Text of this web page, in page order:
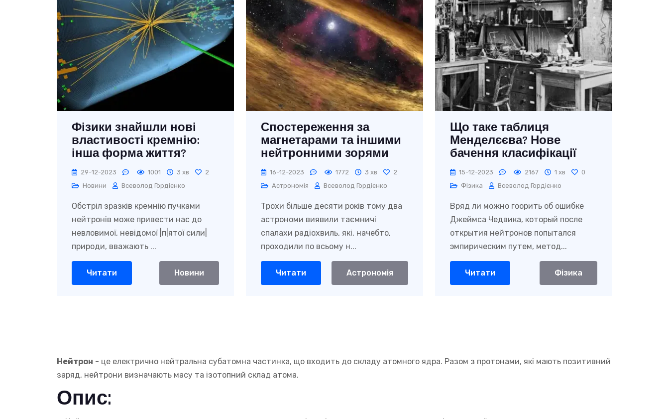
Фізики знайшли нові
властивості кремнію:
інша форма життя?
29-12-2023 1001 3 хв
2
Новини
Всеволод Гордієнко
Обстріл зразків кремнію пучками
нейтронів може привести нас до
невловимої, невідомої |п|ятої сили|
природи, вважають ...
Читати Новини
Спостереження за
магнетарами та іншими
нейтронними зорями
вказує, що понадсвітова
швідкість можлива
16-12-2023 1772 3 хв
2
Астрономія
Всеволод Гордієнко
Трохи більше десяти років тому два
астрономи виявили таємничі
спалахи радіохвиль, які, начебто,
проходили по всьому н...
Читати Астрономія
Що таке таблиця
Менделєєва? Нове
бачення класифікації
хімічних елементів
15-12-2023 2167 1 хв
0
Фізика
Всеволод Гордієнко
Вряд ли можно гоорить об ошибке
Джеймса Чедвика, который после
открытия нейтронов попытался
эмпирическим путем, метод...
Читати Фізика
Нейтрон - це електрично нейтральна субатомна частинка, що входить до складу атомного ядра. Разом з протонами, які мають позитивний
заряд, нейтрони визначають масу та ізотопний склад атома.
Опис: